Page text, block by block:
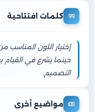
كلمات افتتاحية
إختيار اللون المناسب
حينما يشرع في
التصميم.
مواضيع أخرى